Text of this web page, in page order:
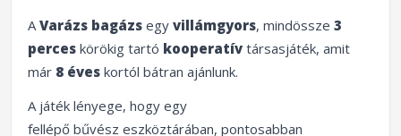
A Varázs bagázs egy villámgyors, mindössze 3
perces körökig tartó kooperatív társasjáték, amit
már 8 éves kortól bátran ajánlunk.
A játék lényege, hogy egy
fellépő bűvész eszköztárában, pontosabban